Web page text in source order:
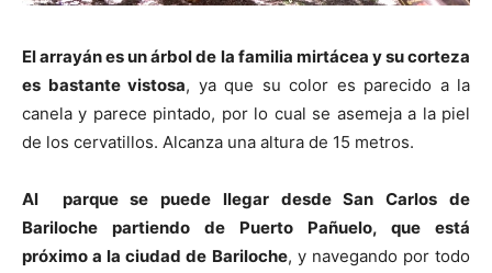
El arrayán es un árbol de la familia mirtácea y su corteza
es bastante vistosa, ya que su color es parecido a la
canela y parece pintado, por lo cual se asemeja a la piel
de los cervatillos. Alcanza una altura de 15 metros.
Al parque se puede llegar desde San Carlos de
Bariloche partiendo de Puerto Pañuelo, que está
próximo a la ciudad de Bariloche, y navegando por todo